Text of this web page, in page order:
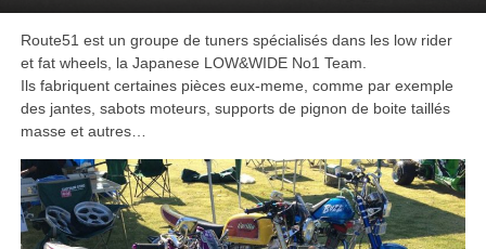
Route51 est un groupe de tuners spécialisés dans les low rider
et fat wheels, la Japanese LOW&WIDE No1 Team.
Ils fabriquent certaines pièces eux-meme, comme par exemple
des jantes, sabots moteurs, supports de pignon de boite taillés
masse et autres…